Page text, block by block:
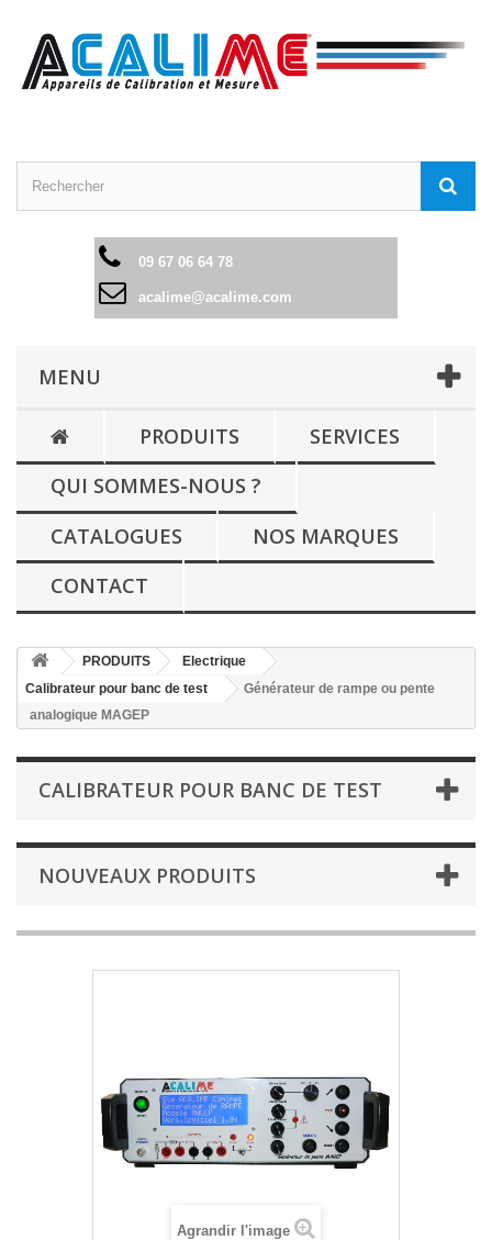
09 67 06 64 78
acalime@acalime.com
MENU
PRODUITS
SERVICES
QUI SOMMES-NOUS ?
CATALOGUES
NOS MARQUES
CONTACT
PRODUITS
Electrique
Calibrateur pour banc de test
Générateur de rampe ou pente
analogique MAGEP
CALIBRATEUR POUR BANC DE TEST
NOUVEAUX PRODUITS
Agrandir l'image